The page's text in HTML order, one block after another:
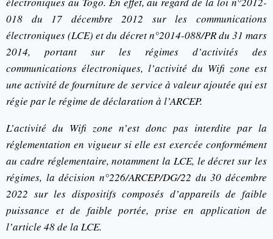
018 du 17 décembre 2012 sur les communications
électroniques (LCE) et du décret n°2014-088/PR du 31 mars
2014, portant sur les régimes d’activités des
communications électroniques, l’activité du Wifi zone est
une activité de fourniture de service à valeur ajoutée qui est
régie par le régime de déclaration à l’ARCEP.
L’activité du Wifi zone n’est donc pas interdite par la
réglementation en vigueur si elle est exercée conformément
au cadre réglementaire, notamment la LCE, le décret sur les
régimes, la décision n°226/ARCEP/DG/22 du 30 décembre
2022 sur les dispositifs composés d’appareils de faible
puissance et de faible portée, prise en application de
l’article 48 de la LCE.